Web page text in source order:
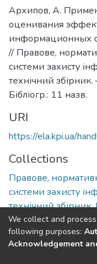
Архипов, А.
оценивания
информационных
// Правове,
системи захисту
технічний
Бібліогр.: 11 назв.
URI
https://ela.kpi.ua/
Collections
Правове,
системи захисту
технічний
Full item page
We collect and
following purposes:
Acknowledgement